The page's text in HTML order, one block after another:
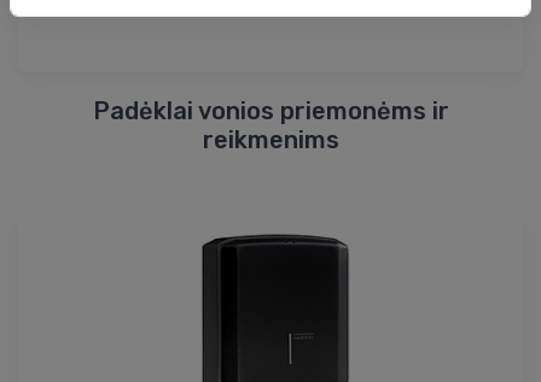
Padėklai vonios priemonėms ir
reikmenims